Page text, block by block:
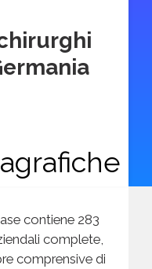
contiene 283
complete,
comprensive di